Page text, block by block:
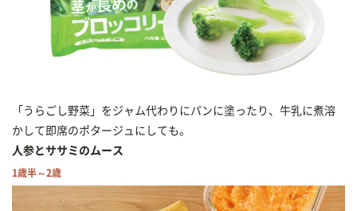
「うらごし野菜」をジャム代わりにパンに塗ったり、牛乳に煮溶
かして即席のポタージュにしても。
人参とササミのムース
1歳半～2歳